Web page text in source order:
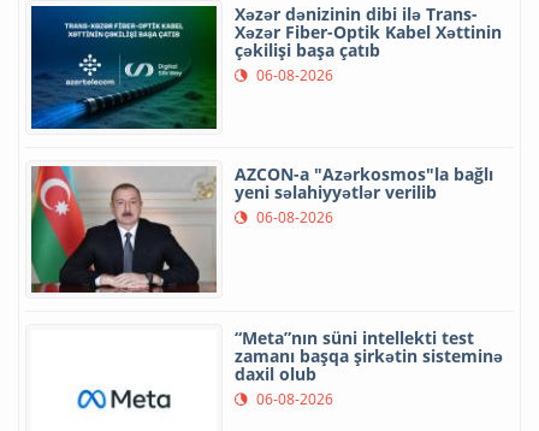
Xəzər dənizinin dibi ilə Trans-
Xəzər Fiber-Optik Kabel Xəttinin
çəkilişi başa çatıb
06-08-2026
AZCON-a "Azərkosmos"la bağlı
yeni səlahiyyətlər verilib
06-08-2026
“Meta”nın süni intellekti test
zamanı başqa şirkətin sisteminə
daxil olub
06-08-2026